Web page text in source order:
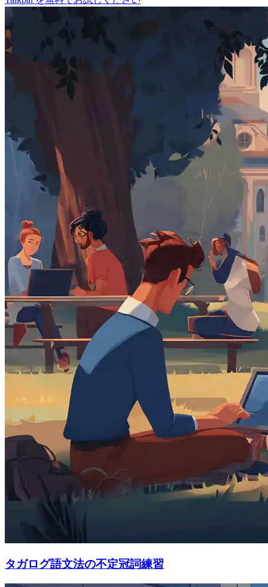
タガログ語文法の不定冠詞練習